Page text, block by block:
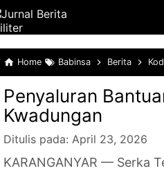
Home Babinsa Berita
Penyaluran
Kwadungan
Ditulis pada: April 23, 2026
KARANGANYAR — Serka